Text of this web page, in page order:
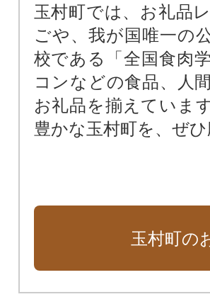
玉村町では、お礼品
ごや、我が国唯一の
校である「全国食肉
コンなどの食品、人
お礼品を揃えていま
豊かな玉村町を、ぜ
玉村町の